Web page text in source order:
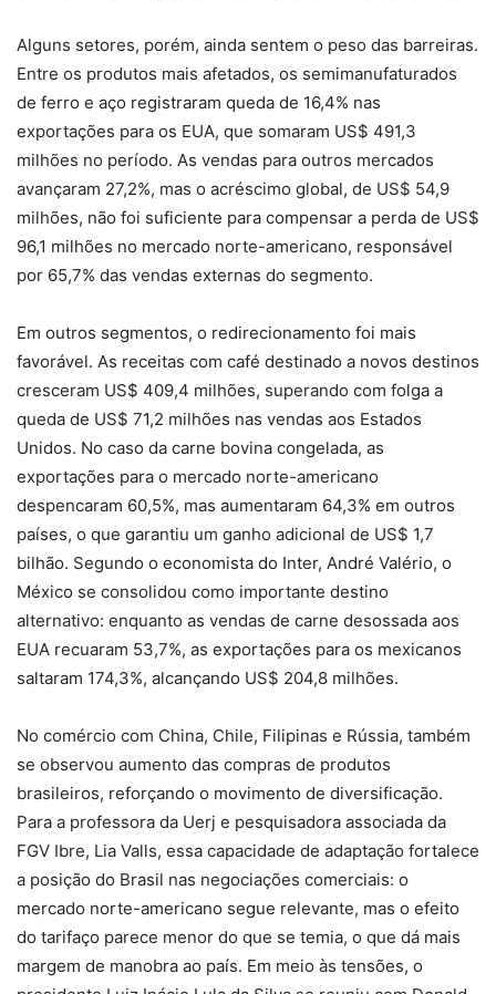
Alguns setores, porém, ainda sentem o peso das barreiras.
Entre os produtos mais afetados, os semimanufaturados
de ferro e aço registraram queda de 16,4% nas
exportações para os EUA, que somaram US$ 491,3
milhões no período. As vendas para outros mercados
avançaram 27,2%, mas o acréscimo global, de US$ 54,9
milhões, não foi suficiente para compensar a perda de US$
96,1 milhões no mercado norte-americano, responsável
por 65,7% das vendas externas do segmento.
Em outros segmentos, o redirecionamento foi mais
favorável. As receitas com café destinado a novos destinos
cresceram US$ 409,4 milhões, superando com folga a
queda de US$ 71,2 milhões nas vendas aos Estados
Unidos. No caso da carne bovina congelada, as
exportações para o mercado norte-americano
despencaram 60,5%, mas aumentaram 64,3% em outros
países, o que garantiu um ganho adicional de US$ 1,7
bilhão. Segundo o economista do Inter, André Valério, o
México se consolidou como importante destino
alternativo: enquanto as vendas de carne desossada aos
EUA recuaram 53,7%, as exportações para os mexicanos
saltaram 174,3%, alcançando US$ 204,8 milhões.
No comércio com China, Chile, Filipinas e Rússia, também
se observou aumento das compras de produtos
brasileiros, reforçando o movimento de diversificação.
Para a professora da Uerj e pesquisadora associada da
FGV Ibre, Lia Valls, essa capacidade de adaptação fortalece
a posição do Brasil nas negociações comerciais: o
mercado norte-americano segue relevante, mas o efeito
do tarifaço parece menor do que se temia, o que dá mais
margem de manobra ao país. Em meio às tensões, o